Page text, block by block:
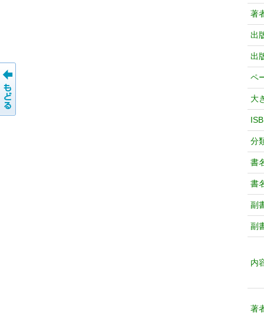
著
出
出
ペ
大
分
書
書
副
副
内
著